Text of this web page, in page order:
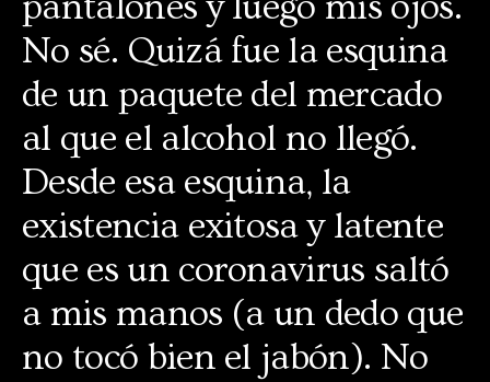
No sé. Quizá fue la esquina
de un paquete del mercado
al que el alcohol no llegó.
Desde esa esquina, la
existencia exitosa y latente
que es un coronavirus saltó
a mis manos (a un dedo que
no tocó bien el jabón). No